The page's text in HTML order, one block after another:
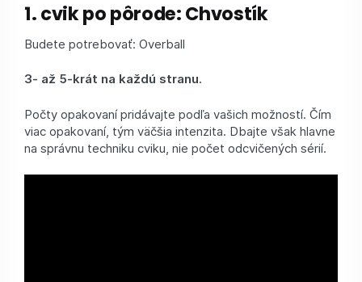
1. cvik po pôrode: Chvostík
Budete potrebovať: Overball
3- až 5-krát na každú stranu.
Počty opakovaní pridávajte podľa vašich možností. Čím
viac opakovaní, tým väčšia intenzita. Dbajte však hlavne
na správnu techniku cviku, nie počet odcvičených sérií.